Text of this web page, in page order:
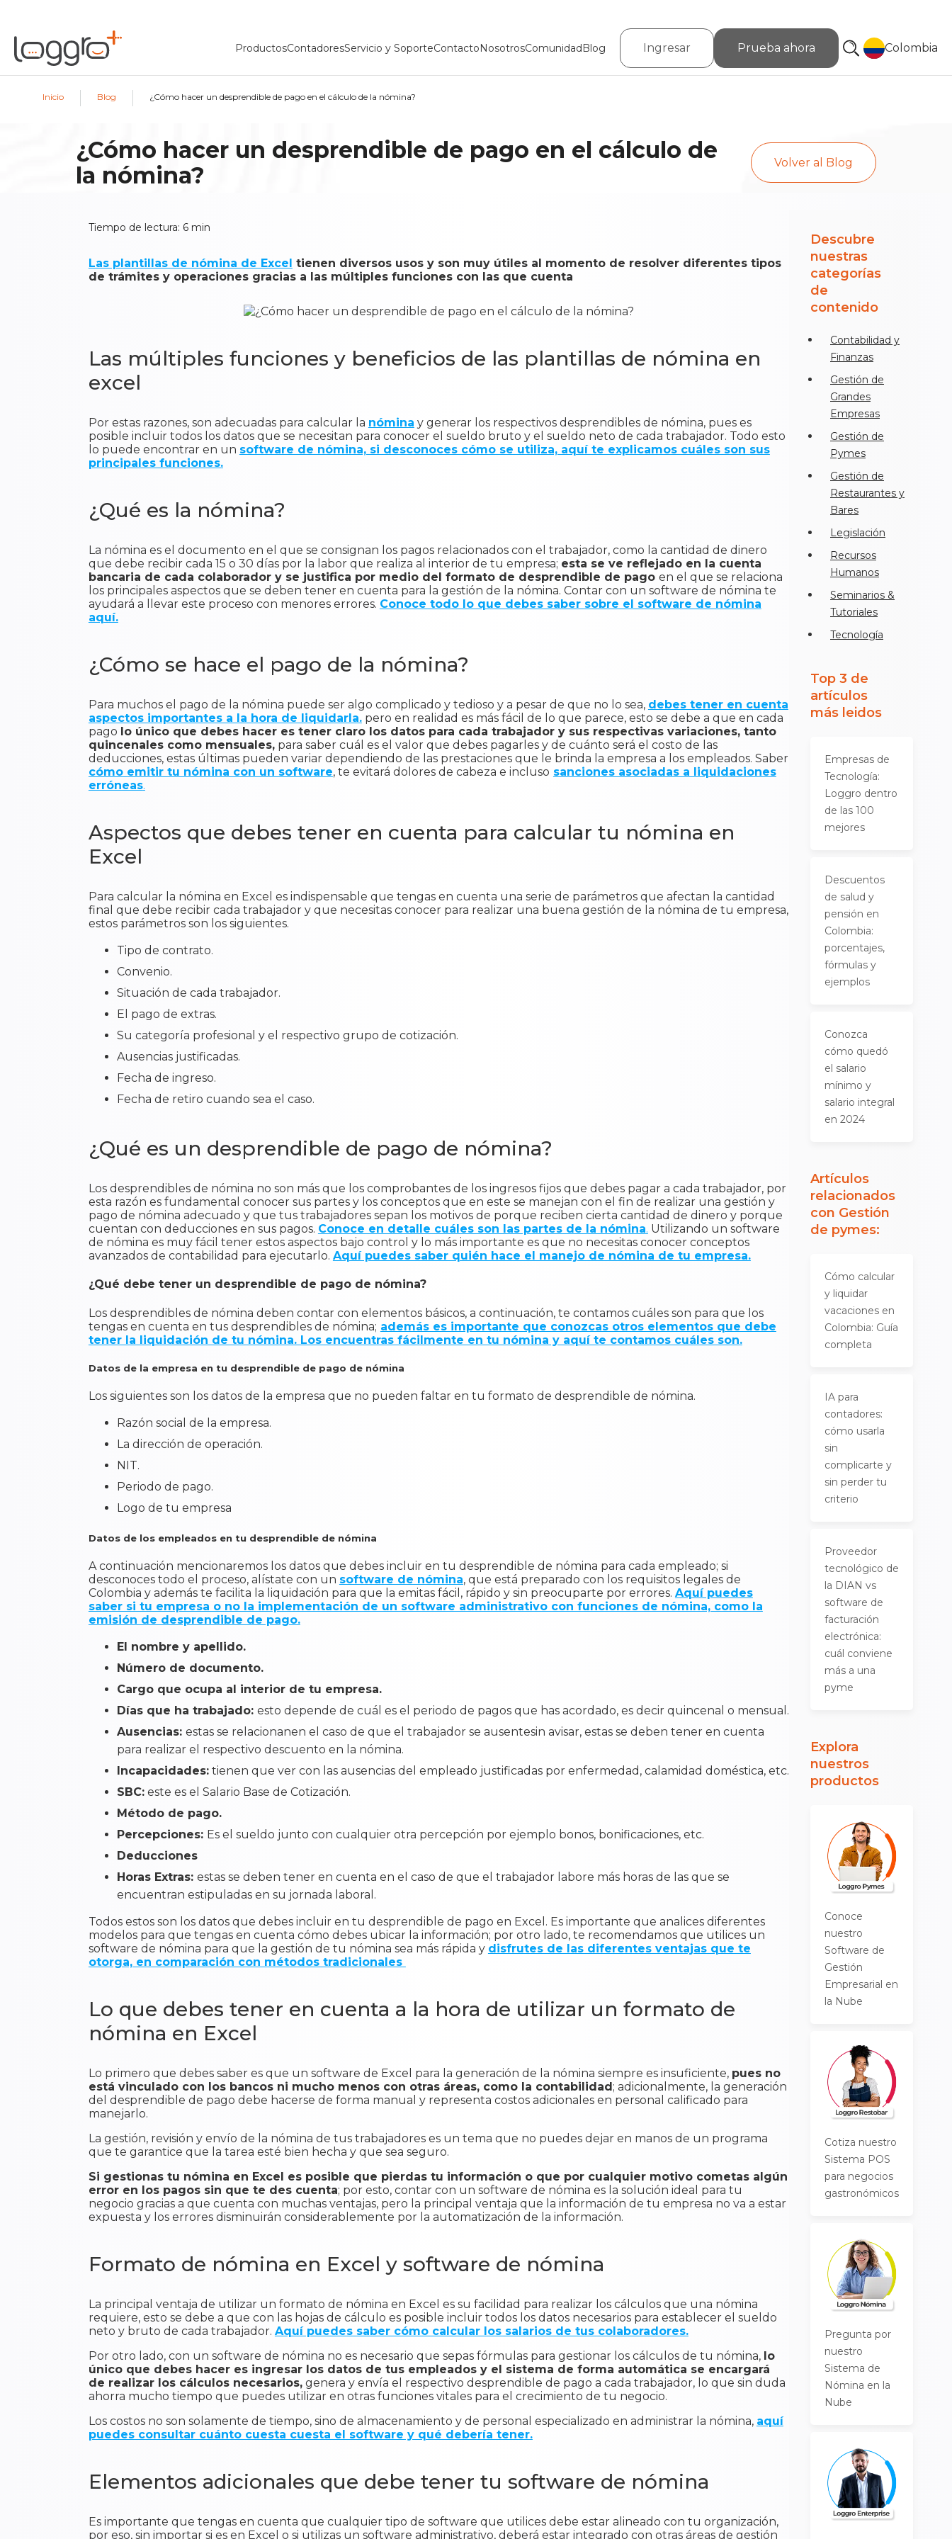
ProductosContadoresServicio y SoporteContactoNosotrosComunidadBlog Ingresar Prueba ahora Colombia
Inicio | Blog | ¿Cómo hacer un desprendible de pago en el cálculo de la nómina?
¿Cómo hacer un desprendible de pago en el cálculo de
la nómina?
Volver al Blog
Tiempo de lectura: 6 min
Las plantillas de nómina de Excel tienen diversos usos y son muy útiles al momento de resolver diferentes tipos
de trámites y operaciones gracias a las múltiples funciones con las que cuenta
Las múltiples funciones y beneficios de las plantillas de nómina en
excel
Por estas razones, son adecuadas para calcular la nómina y generar los respectivos desprendibles de nómina, pues es
posible incluir todos los datos que se necesitan para conocer el sueldo bruto y el sueldo neto de cada trabajador. Todo esto
lo puede encontrar en un software de nómina, si desconoces cómo se utiliza, aquí te explicamos cuáles son sus
principales funciones.
¿Qué es la nómina?
La nómina es el documento en el que se consignan los pagos relacionados con el trabajador, como la cantidad de dinero
que debe recibir cada 15 o 30 días por la labor que realiza al interior de tu empresa; esta se ve reflejado en la cuenta
bancaria de cada colaborador y se justifica por medio del formato de desprendible de pago en el que se relaciona
los principales aspectos que se deben tener en cuenta para la gestión de la nómina. Contar con un software de nómina te
ayudará a llevar este proceso con menores errores. Conoce todo lo que debes saber sobre el software de nómina
aquí.
¿Cómo se hace el pago de la nómina?
Para muchos el pago de la nómina puede ser algo complicado y tedioso y a pesar de que no lo sea, debes tener en cuenta
aspectos importantes a la hora de liquidarla.pero en realidad es más fácil de lo que parece, esto se debe a que en cada
pago lo único que debes hacer es tener claro los datos para cada trabajador y sus respectivas variaciones, tanto
quincenales como mensuales,para saber cuál es el valor que debes pagarles y de cuánto será el costo de las
deducciones, estas últimas pueden variar dependiendo de las prestaciones que le brinda la empresa a los empleados. Saber
cómo emitir tu nómina con un software, te evitará dolores de cabeza e incluso sanciones asociadas a liquidaciones
erróneas.
Aspectos que debes tener en cuenta para calcular tu nómina en
Excel
Para calcular la nómina en Excel es indispensable que tengas en cuenta una serie de parámetros que afectan la cantidad
final que debe recibir cada trabajador y que necesitas conocer para realizar una buena gestión de la nómina de tu empresa,
estos parámetros son los siguientes.
Tipo de contrato.
Convenio.
Situación de cada trabajador.
El pago de extras.
Su categoría profesional y el respectivo grupo de cotización.
Ausencias justificadas.
Fecha de ingreso.
Fecha de retiro cuando sea el caso.
¿Qué es un desprendible de pago de nómina?
Los desprendibles de nómina no son más que los comprobantes de los ingresos fijos que debes pagar a cada trabajador, por
esta razón es fundamental conocer sus partes y los conceptos que en este se manejan con el fin de realizar una gestión y
pago de nómina adecuado y que tus trabajadores sepan los motivos de porque reciben cierta cantidad de dinero y porque
cuentan con deducciones en sus pagos. Conoce en detalle cuáles son las partes de la nómina. Utilizando un software
de nómina es muy fácil tener estos aspectos bajo control y lo más importante es que no necesitas conocer conceptos
avanzados de contabilidad para ejecutarlo. Aquí puedes saber quién hace el manejo de nómina de tu empresa.
¿Qué debe tener un desprendible de pago de nómina?
Los desprendibles de nómina deben contar con elementos básicos, a continuación, te contamos cuáles son para que los
tengas en cuenta en tus desprendibles de nómina; además es importante que conozcas otros elementos que debe
tener la liquidación de tu nómina. Los encuentras fácilmente en tu nómina y aquí te contamos cuáles son.
Datos de la empresa en tu desprendible de pago de nómina
Los siguientes son los datos de la empresa que no pueden faltar en tu formato de desprendible de nómina.
Razón social de la empresa.
La dirección de operación.
NIT.
Periodo de pago.
Logo de tu empresa
Datos de los empleados en tu desprendible de nómina
​A continuación mencionaremos los datos que debes incluir en tu desprendible de nómina para cada empleado; si
desconoces todo el proceso, alístate con un software de nómina, que está preparado con los requisitos legales de
Colombia y además te facilita la liquidación para que la emitas fácil, rápido y sin preocuparte por errores. Aquí puedes
saber si tu empresa o no la implementación de un software administrativo con funciones de nómina, como la
emisión de desprendible de pago.
El nombre y apellido.
Número de documento.
Cargo que ocupa al interior de tu empresa.
Días que ha trabajado: esto depende de cuál es el periodo de pagos que has acordado, es decir quincenal o mensual.
Ausencias: estas se relacionanen el caso de que el trabajador se ausentesin avisar, estas se deben tener en cuenta
para realizar el respectivo descuento en la nómina.
Incapacidades:tienen que ver con las ausencias del empleado justificadas por enfermedad, calamidad doméstica, etc.
SBC:este es el Salario Base de Cotización.
Método de pago.
Percepciones: Es el sueldo junto con cualquier otra percepción por ejemplo bonos, bonificaciones, etc.
Deducciones
Horas Extras: estas se deben tener en cuenta en el caso de que el trabajador labore más horas de las que se
encuentran estipuladas en su jornada laboral.
Todos estos son los datos que debes incluir en tu desprendible de pago en Excel. Es importante que analices diferentes
modelos para que tengas en cuenta cómo debes ubicar la información; por otro lado, te recomendamos que utilices un
software de nómina para que la gestión de tu nómina sea más rápida y disfrutes de las diferentes ventajas que te
otorga, en comparación con métodos tradicionales
Lo que debes tener en cuenta a la hora de utilizar un formato de
nómina en Excel
Lo primero que debes saber es que un software de Excel para la generación de la nómina siempre es insuficiente, pues no
está vinculado con los bancos ni mucho menos con otras áreas, como la contabilidad ; adicionalmente, la generación
del desprendible de pago debe hacerse de forma manual y representa costos adicionales en personal calificado para
manejarlo.
La gestión, revisión y envío de la nómina de tus trabajadores es un tema que no puedes dejar en manos de un programa
que te garantice que la tarea esté bien hecha y que sea seguro.
Si gestionas tu nómina en Excel es posible que pierdas tu información o que por cualquier motivo cometas algún
error en los pagos sin que te des cuenta; por esto, contar con un software de nómina es la solución ideal para tu
negocio gracias a que cuenta con muchas ventajas, pero la principal ventaja que la información de tu empresa no va a estar
expuesta y los errores disminuirán considerablemente por la automatización de la información.
Formato de nómina en Excel y software de nómina
La principal ventaja de utilizar un formato de nómina en Excel es su facilidad para realizar los cálculos que una nómina
requiere, esto se debe a que con las hojas de cálculo es posible incluir todos los datos necesarios para establecer el sueldo
neto y bruto de cada trabajador. Aquí puedes saber cómo calcular los salarios de tus colaboradores.
Por otro lado, con un software de nómina no es necesario que sepas fórmulas para gestionar los cálculos de tu nómina, lo
único que debes hacer es ingresar los datos de tus empleados y el sistema de forma automática se encargará
de realizar los cálculos necesarios,genera y envía el respectivo desprendible de pago a cada trabajador, lo que sin duda
ahorra mucho tiempo que puedes utilizar en otras funciones vitales para el crecimiento de tu negocio.
Los costos no son solamente de tiempo, sino de almacenamiento y de personal especializado en administrar la nómina, aquí
puedes consultar cuánto cuesta cuesta el software y qué debería tener.
Elementos adicionales que debe tener tu software de nómina
Es importante que tengas en cuenta que cualquier tipo de software que utilices debe estar alineado con tu organización,
por eso, sin importar si es en Excel o si utilizas un software administrativo, deberá estar integrado con otras áreas de gestión
Descubre
nuestras
categorías
de
contenido
Contabilidad y
Finanzas
Gestión de
Grandes
Empresas
Gestión de
Pymes
Gestión de
Restaurantes y
Bares
Legislación
Recursos
Humanos
Seminarios &
Tutoriales
Tecnología
Top 3 de
artículos
más leidos
Empresas de
Tecnología:
Loggro dentro
de las 100
mejores
Descuentos
de salud y
pensión en
Colombia:
porcentajes,
fórmulas y
ejemplos
Conozca
cómo quedó
el salario
mínimo y
salario integral
en 2024
Artículos
relacionados
con Gestión
de pymes:
Cómo calcular
y liquidar
vacaciones en
Colombia: Guía
completa
IA para
contadores:
cómo usarla
sin
complicarte y
sin perder tu
criterio
Proveedor
tecnológico de
la DIAN vs
software de
facturación
electrónica:
cuál conviene
más a una
pyme
Explora
nuestros
productos
Conoce
nuestro
Software de
Gestión
Empresarial en
la Nube
Cotiza nuestro
Sistema POS
para negocios
gastronómicos
Pregunta por
nuestro
Sistema de
Nómina en la
Nube